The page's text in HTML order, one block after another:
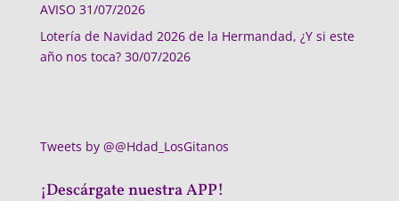
AVISO 31/07/2026
Lotería de Navidad 2026 de la Hermandad, ¿Y si este
año nos toca? 30/07/2026
Tweets by @@Hdad_LosGitanos
¡Descárgate nuestra APP!